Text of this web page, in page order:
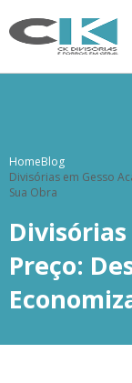
HomeBlog
Divisórias em Gesso
Sua Obra
Preço: